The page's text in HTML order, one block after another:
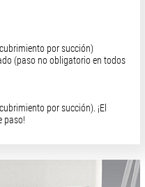
por succión)
(paso no obligatorio en todos
por succión). ¡El
paso!